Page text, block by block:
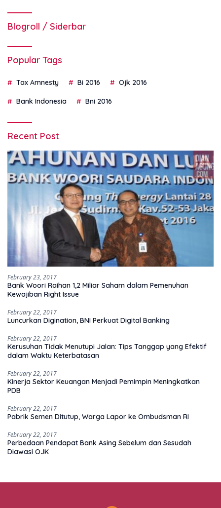
Blogroll / Siderbar
Popular Tags
Tax Amnesty Bi 2016 Ojk 2016
Bank Indonesia Bni 2016
Recent Post
February 23, 2017
Bank Woori Raihan 1,2 Miliar Saham dalam Pemenuhan
Kewajiban Right Issue
February 22, 2017
Luncurkan Digination, BNI Perkuat Digital Banking
February 22, 2017
Kerusuhan Tidak Menutupi Jalan: Tips Tanggap yang Efektif
dalam Waktu Keterbatasan
February 22, 2017
Kinerja Sektor Keuangan Menjadi Pemimpin Meningkatkan
PDB
February 22, 2017
Pabrik Semen Ditutup, Warga Lapor ke Ombudsman RI
February 22, 2017
Perbedaan Pendapat Bank Asing Sebelum dan Sesudah
Diawasi OJK